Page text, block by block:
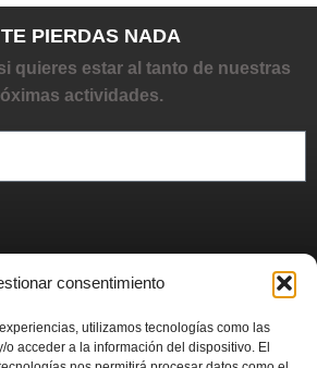
consentimiento
utilizamos tecnologías como las
acceder a la información del dispositivo. El
PIERDAS NADA
quieres estar al tanto de nuestras
actividades.
Sociales y forma parte del